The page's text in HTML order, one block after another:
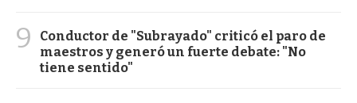
9
Conductor de "Subrayado" criticó el paro de
maestros y generó un fuerte debate: "No
tiene sentido"